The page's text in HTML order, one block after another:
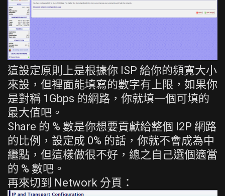
這設定原則上是根據你 ISP 給你的頻寬大小
來設，但裡面能填寫的數字有上限，如果你
是對稱 1Gbps 的網路，你就填一個可填的
最大值吧。
Share 的 % 數是你想要貢獻給整個 I2P 網路
的比例，設定成 0% 的話，你就不會成為中
繼點，但這樣做很不好，總之自己選個適當
的 % 數吧。
再來切到 Network 分頁：